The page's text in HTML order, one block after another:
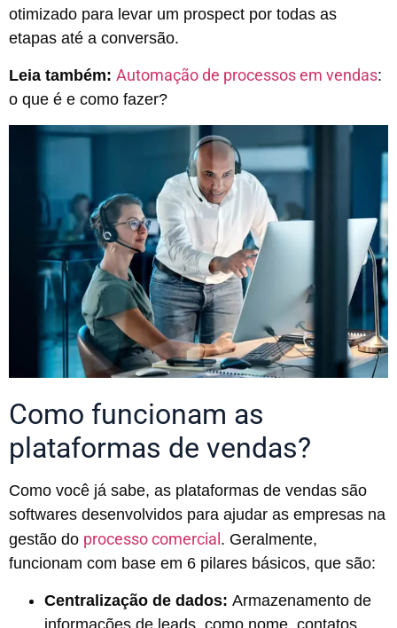
otimizado para levar um prospect por todas as
etapas até a conversão.
Leia também: Automação de processos em vendas:
o que é e como fazer?
Como funcionam as
plataformas de vendas?
Como você já sabe, as plataformas de vendas são
softwares desenvolvidos para ajudar as empresas na
gestão do processo comercial . Geralmente,
funcionam com base em 6 pilares básicos, que são:
Centralização de dados: Armazenamento de
informações de leads, como nome, contatos,